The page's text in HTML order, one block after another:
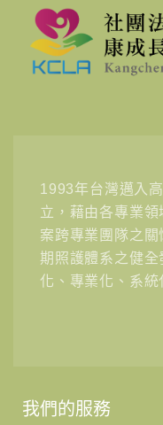
1993年台灣邁入
立，藉由各專業
案跨專業團隊之
期照護體系之健
化、專業化、系統
我們的服務